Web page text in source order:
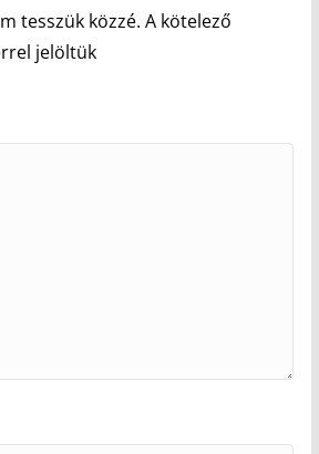
tesszük közzé. A kötelező
jelöltük